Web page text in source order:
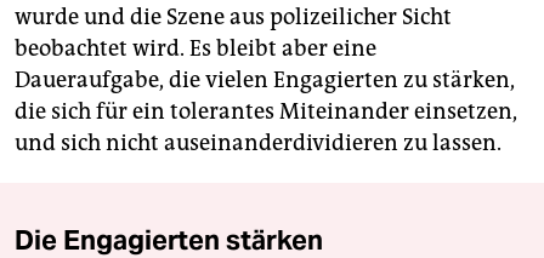
wurde und die Szene aus polizeilicher Sicht
beobachtet wird. Es bleibt aber eine
Daueraufgabe, die vielen Engagierten zu stärken,
die sich für ein tolerantes Miteinander einsetzen,
und sich nicht auseinanderdividieren zu lassen.
Die Engagierten stärken